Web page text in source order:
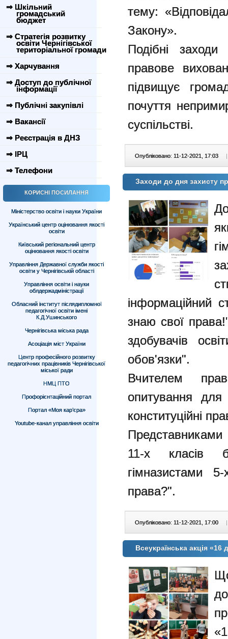
⇒ Шкільний
громадський
бюджет
⇒ Стратегія розвитку
освіти Чернігівської
територіальної громади
⇒ Харчування
⇒ Доступ до публічної
інформації
⇒ Публічні закупівлі
⇒ Вакансії
⇒ Реєстрація в ДНЗ
⇒ ІРЦ
⇒ Телефони
КОРИСНІ ПОСИЛАННЯ
Міністерство освіти і науки України
Український центр оцінювання якості
освіти
Київський регіональний центр
оцінювання якості освіти
Управління Державної служби якості
освіти у Чернігівській області
Управління освіти і науки
облдержадміністрації
Обласний інститут післядипломної
педагогічної освіти імені
К.Д.Ушинського
Чернігівська міська рада
Асоціація міст України
Центр професійного розвитку
педагогічних працівників Чернігівської
міської ради
НМЦ ПТО
Профорієнтаційний портал
Портал «Моя кар’єра»
Youtube-канал управління освіти
тему:
Закону».
Подібні
правове
підвищує
почуття
суспільстві.
Опубліковано: 11-12-2021, 17:03 |
Заходи до дня захисту
інформаційний
знаю свої
здобувачів
обов'язки".
Вчителем
опитування
конституційні
11-х класів
гімназистами
права?".
Опубліковано: 11-12-2021, 17:00 |
Всеукраїнська акція